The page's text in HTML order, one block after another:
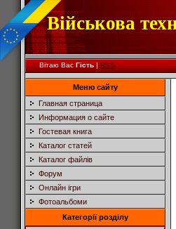
Військова
Вітаю Вас Гість|RSS
Меню сайту
Главная страница
Информация о сайте
Гостевая книга
Каталог статей
Каталог файлів
Форум
Онлайн ігри
Фотоальбоми
Категорії розділу